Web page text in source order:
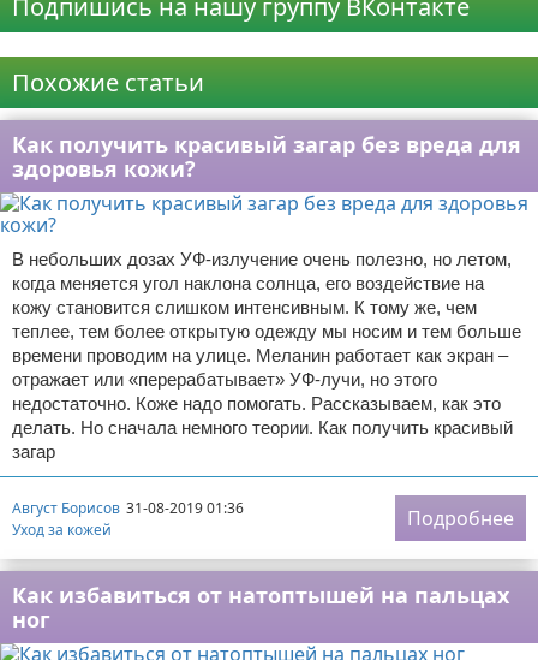
Подпишись на нашу группу ВКонтакте
Похожие статьи
Как получить красивый загар без вреда для
здоровья кожи?
В небольших дозах УФ-излучение очень полезно, но летом,
когда меняется угол наклона солнца, его воздействие на
кожу становится слишком интенсивным. К тому же, чем
теплее, тем более открытую одежду мы носим и тем больше
времени проводим на улице. Меланин работает как экран –
отражает или «перерабатывает» УФ-лучи, но этого
недостаточно. Коже надо помогать. Рассказываем, как это
делать. Но сначала немного теории. Как получить красивый
загар
Август Борисов 31-08-2019 01:36
Уход за кожей
Подробнее
Как избавиться от натоптышей на пальцах
ног